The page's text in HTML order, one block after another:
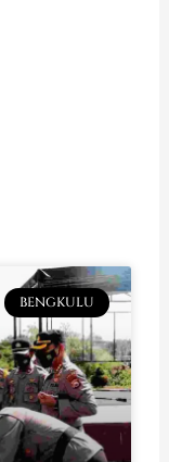
BENGKULU